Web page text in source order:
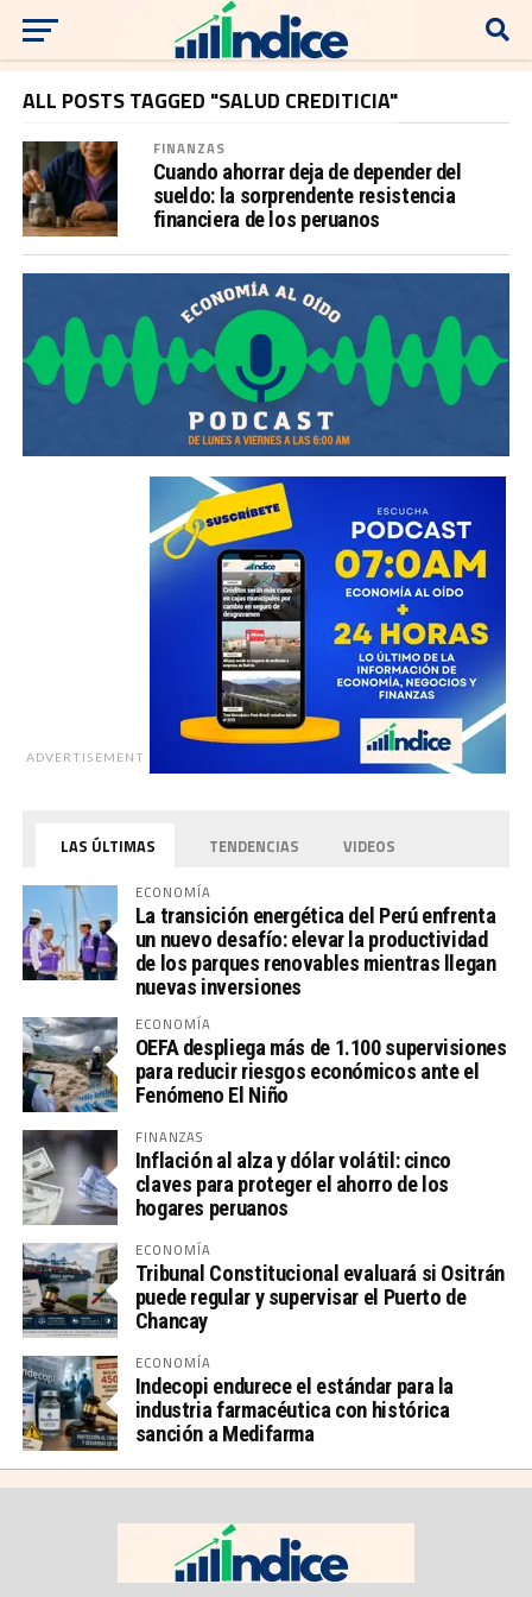
ALL POSTS TAGGED "SALUD CREDITICIA"
FINANZAS
Cuando ahorrar deja de depender del
sueldo: la sorprendente resistencia
financiera de los peruanos
ADVERTISEMENT
LAS ÚLTIMAS TENDENCIAS VIDEOS
ECONOMÍA
La transición energética del Perú enfrenta
un nuevo desafío: elevar la productividad
de los parques renovables mientras llegan
nuevas inversiones
ECONOMÍA
OEFA despliega más de 1.100 supervisiones
para reducir riesgos económicos ante el
Fenómeno El Niño
FINANZAS
Inflación al alza y dólar volátil: cinco
claves para proteger el ahorro de los
hogares peruanos
ECONOMÍA
Tribunal Constitucional evaluará si Ositrán
puede regular y supervisar el Puerto de
Chancay
ECONOMÍA
Indecopi endurece el estándar para la
industria farmacéutica con histórica
sanción a Medifarma